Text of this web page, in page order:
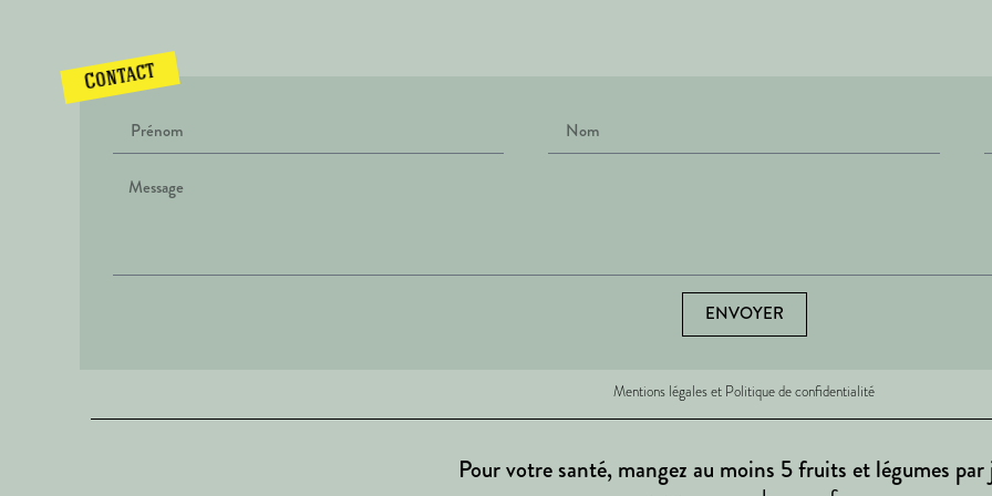
Contact
ENVOYER
Mentions légales et Politique de confidentialité
Pour votre santé, mangez au moins 5 fruits et légumes par